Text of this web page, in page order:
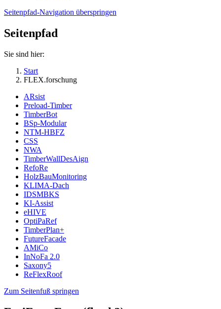
Seitenpfad-Navigation überspringen
Seitenpfad
Sie sind hier:
Start
FLEX.forschung
ARsist
Preload-Timber
TimberBot
BSp-Modular
NTM-HBFZ
CSS
NWA
TimberWallDesAign
RefoRe
HolzBauMonitoring
KLIMA-Dach
IDSMBKS
KI-Assist
eHIVE
OptiPaRef
TimberPlan+
FutureFacade
AMiCo
InNoFa 2.0
Saxony5
ReFlexRoof
Zum Seitenfuß springen